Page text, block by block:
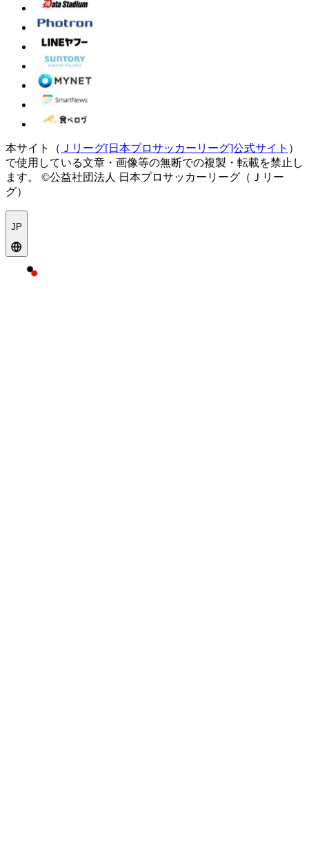
本サイト（ Ｊリーグ[日本プロサッカーリーグ]公式サイト ）
で使用している文章・画像等の無断での複製・転載を禁止し
ます。
©公益社団法人 日本プロサッカーリーグ（Ｊリー
グ）
JP